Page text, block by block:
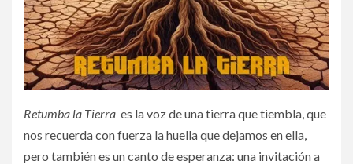
Retumba la Tierra es la voz de una tierra que tiembla, que
nos recuerda con fuerza la huella que dejamos en ella,
pero también es un canto de esperanza: una invitación a